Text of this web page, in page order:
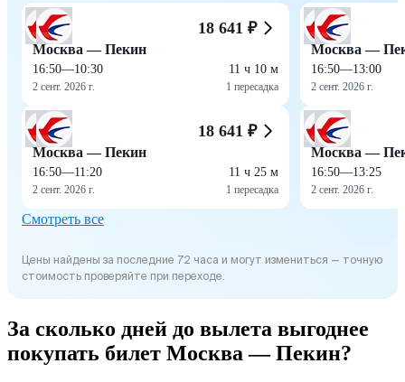
18 641 ₽
Москва — Пекин
16:50—10:30
2 сент. 2026 г.
11 ч 10 м
1 пересадка
18 641 ₽
Москва — Пекин
16:50—11:20
2 сент. 2026 г.
11 ч 25 м
1 пересадка
Москва —
16:50—13:00
2 сент. 2026 г.
Москва —
16:50—13:25
2 сент. 2026 г.
Смотреть все
Цены найдены за последние 72 часа и могут измениться — точную
стоимость проверяйте при переходе.
За сколько дней до вылета выгоднее
покупать билет Москва — Пекин?